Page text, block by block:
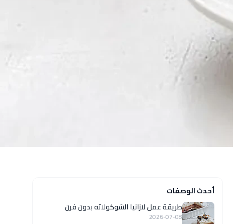
أحدث الوصفات
طريقة عمل لازانيا الشوكولاته بدون فرن
2026-07-08